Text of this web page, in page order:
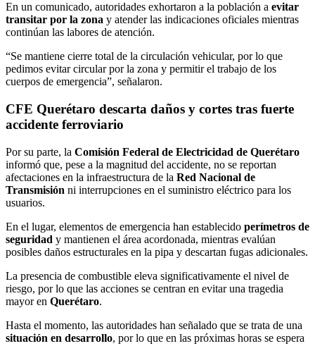
En un comunicado, autoridades exhortaron a la población a evitar
transitar por la zona y atender las indicaciones oficiales mientras
continúan las labores de atención.
“Se mantiene cierre total de la circulación vehicular, por lo que
pedimos evitar circular por la zona y permitir el trabajo de los
cuerpos de emergencia”, señalaron.
CFE Querétaro descarta daños y cortes tras fuerte
accidente ferroviario
Por su parte, la Comisión Federal de Electricidad de Querétaro
informó que, pese a la magnitud del accidente, no se reportan
afectaciones en la infraestructura de la Red Nacional de
Transmisión ni interrupciones en el suministro eléctrico para los
usuarios.
En el lugar, elementos de emergencia han establecido perímetros de
seguridad y mantienen el área acordonada, mientras evalúan
posibles daños estructurales en la pipa y descartan fugas adicionales.
La presencia de combustible eleva significativamente el nivel de
riesgo, por lo que las acciones se centran en evitar una tragedia
mayor en Querétaro.
Hasta el momento, las autoridades han señalado que se trata de una
situación en desarrollo, por lo que en las próximas horas se espera